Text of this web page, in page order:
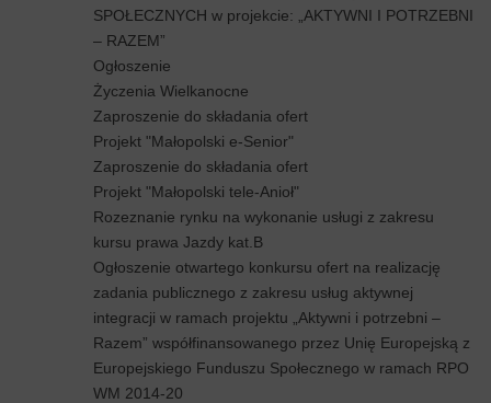
SPOŁECZNYCH w projekcie: „AKTYWNI I POTRZEBNI
– RAZEM”
Ogłoszenie
Życzenia Wielkanocne
Zaproszenie do składania ofert
Projekt "Małopolski e-Senior"
Zaproszenie do składania ofert
Projekt "Małopolski tele-Anioł"
Rozeznanie rynku na wykonanie usługi z zakresu
kursu prawa Jazdy kat.B
Ogłoszenie otwartego konkursu ofert na realizację
zadania publicznego z zakresu usług aktywnej
integracji w ramach projektu „Aktywni i potrzebni –
Razem” współfinansowanego przez Unię Europejską z
Europejskiego Funduszu Społecznego w ramach RPO
WM 2014-20